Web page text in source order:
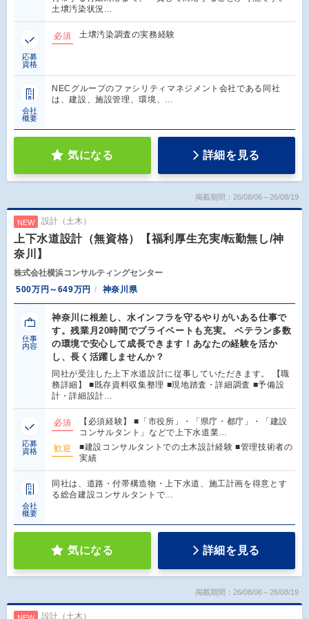
土壌汚染状況…
応募
資格
必須 土壌汚染調査の実務経験
会社
概要
NECグループのファシリティマネジメント会社である同社
は、建設、施設管理、環境、…
気になる 詳細を見る
掲載期間：26/08/06～26/08/19
NEW 設計（土木）
上下水道設計（無資格）【福利厚生充実/転勤無し/神
奈川】
株式会社横浜コンサルティングセンター
500万円～649万円
神奈川県
仕事
内容
神奈川に根差し、水インフラを守るやりがいある仕事で
す。残業月20時間でプライベートも充実。 ベテラン多数
の環境で安心して成長できます！あなたの経験を活か
し、長く活躍しませんか？
同社が受注した上下水道設計に従事していただきます。 【職
務詳細】 ■既存資料収集整理 ■現地踏査・詳細調査 ■予備設
計・詳細設計…
応募
資格
必須
【必須経験】 ■「市役所」・「県庁・都庁」・「建設
コンサルタント」などで上下水道業…
歓迎
■建設コンサルタントでの土木設計経験 ■管理技術者の
実績
会社
概要
同社は、道路・付帯構造物・上下水道、施工計画を得意とす
る総合建設コンサルタントで…
気になる 詳細を見る
掲載期間：26/08/06～26/08/19
設計（土木）